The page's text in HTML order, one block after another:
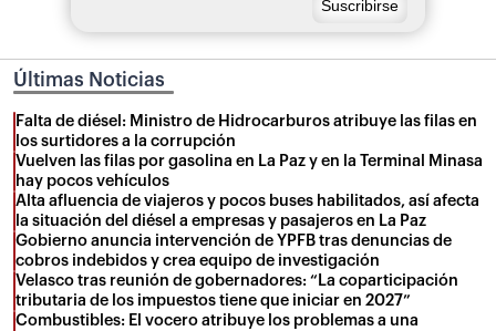
Últimas Noticias
Falta de diésel: Ministro de Hidrocarburos atribuye las filas en
los surtidores a la corrupción
Vuelven las filas por gasolina en La Paz y en la Terminal Minasa
hay pocos vehículos
Alta afluencia de viajeros y pocos buses habilitados, así afecta
la situación del diésel a empresas y pasajeros en La Paz
Gobierno anuncia intervención de YPFB tras denuncias de
cobros indebidos y crea equipo de investigación
Velasco tras reunión de gobernadores: “La coparticipación
tributaria de los impuestos tiene que iniciar en 2027”
Combustibles: El vocero atribuye los problemas a una